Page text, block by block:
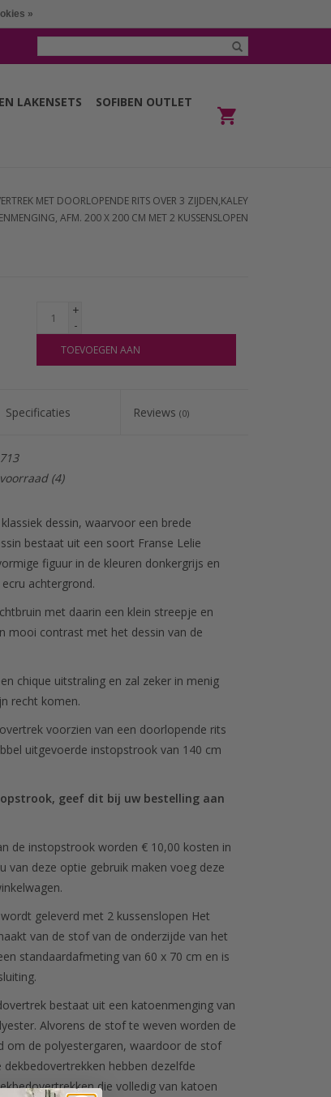
LAKENSETS
SOFIBEN OUTLET
MET DOORLOPENDE RITS OVER 3 ZIJDEN,KALEY
AFM. 200 X 200 CM MET 2 KUSSENSLOPEN
+
-
TOEVOEGEN AAN
Specificaties Reviews(0)
(4)
dessin, waarvoor een brede
bestaat uit een soort Franse Lelie
figuur in de kleuren donkergrijs en
achtergrond.
met daarin een klein streepje en
mooi contrast met het dessin van de
chique uitstraling en zal zeker in menig
recht komen.
voorzien van een doorlopende rits
uitgevoerde instopstrook van 140 cm
geef dit bij uw bestelling aan
de instopstrook worden € 10,00 kosten in
van deze optie gebruik maken voeg deze
geleverd met 2 kussenslopen Het
van de stof van de onderzijde van het
standaardafmeting van 60 x 70 cm en is
bestaat uit een katoenmenging van
Alvorens de stof te weven worden de
om de polyestergaren, waardoor de stof
hebben dezelfde
die volledig van katoen
»